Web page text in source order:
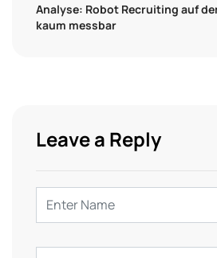
Analyse: Robot Recruiting auf
kaum messbar
Leave a Reply